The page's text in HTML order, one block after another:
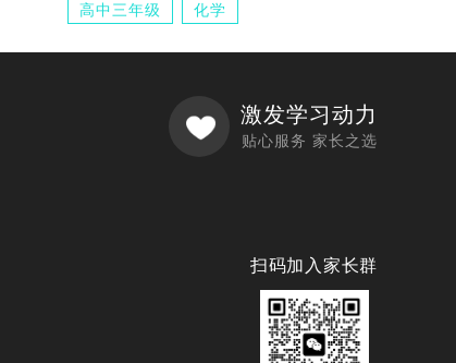
高中三年级 化学
激发学习动力
贴心服务 家长之选
扫码加入家长群